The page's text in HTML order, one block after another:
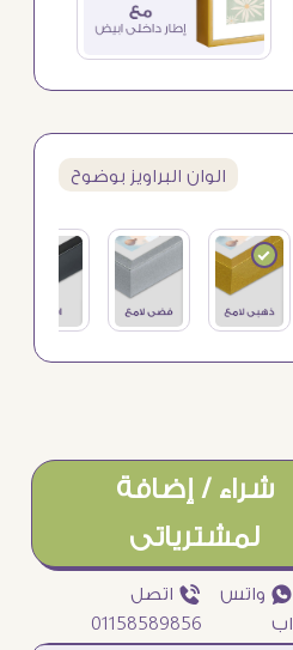
الوان البراويز بوضوح
شراء / إضافة
لمشترياتى
₧ واتس
اب
ƒ اتصل
01158589856